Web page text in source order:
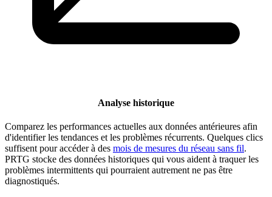
Analyse historique
Comparez les performances actuelles aux données antérieures afin
d'identifier les tendances et les problèmes récurrents. Quelques clics
suffisent pour accéder à des mois de mesures du réseau sans fil.
PRTG stocke des données historiques qui vous aident à traquer les
problèmes intermittents qui pourraient autrement ne pas être
diagnostiqués.